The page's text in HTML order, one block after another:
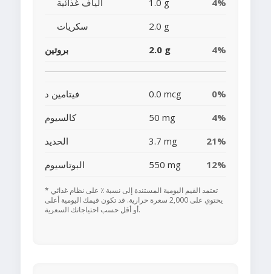
ألياف غذائية 1.0 g
4%
سكريات
2.0 g
بروتين
2.0 g 4%
فيتامين د 0.0 mcg
0%
كالسيوم
50 mg
4%
الحديد
3.7 mg
21%
البوتاسيوم
550 mg 12%
* تعتمد القيم اليومية المستندة إلى نسبة ٪ على نظام غذائي
يحتوي على 2,000 سعرة حرارية. قد تكون قيمك اليومية أعلى
أو أقل حسب احتياجاتك السعرية.